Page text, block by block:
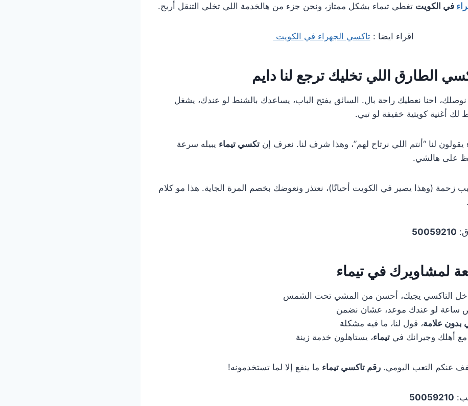
في الكويت تغطي تيماء بشكل ممتاز، ونحن جزء من هالخدمة اللي تخلي التنقل أريح.
اقراء ايضا :تاكسي الجهراء في الكويت
الطارق اللي تخليك ترجع لنا دايم
نوصلك، احنا نعطيك راحة بال. السائق يفتح الباب، يساعدك بالشنط لو عندك، يشغل
لك أغنية كويتية خفيفة لو تبي.
يقولون لنا “أنتم اللي نرتاح لهم”، وهذا شرف لنا. نعرف إن تكسي تيماء يبيله سرعة
على هالشي.
زحمة (وهذا يصير في الكويت أحيانًا)، نعتذر ونعوضك بخصم المرة الجاية. هذا مو كلام
50059210
لمشاويرك في تيماء
خل التاكسي يجيك، أحسن من المشي تحت الشمس
ساعة لو عندك موعد، عشان نضمن
بدون علامة، قول لنا، ما فيه مشكلة
أهلك وجيرانك في تيماء، يستاهلون خدمة زينة
عنكم التعب اليومي. رقم تاكسي تيماء ما ينفع إلا لما تستخدمونه!
50059210